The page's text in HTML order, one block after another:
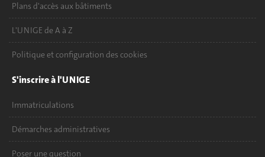
Plans d'accès aux bâtiments
L'UNIGE de A à Z
Politique et configuration des cookies
S'inscrire à l'UNIGE
Immatriculations
Démarches administratives
Poser une question